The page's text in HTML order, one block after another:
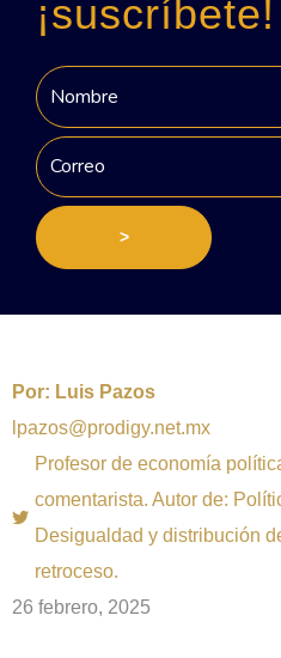
¡suscríbete!
>
Por: Luis Pazos
lpazos@prodigy.net.mx
Profesor de economía
comentarista. Autor de:
Desigualdad y distribución
retroceso.
26 febrero, 2025